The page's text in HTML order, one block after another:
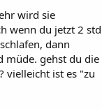
wird sie
wenn du jetzt 2 std
dann
müde. gehst du die
vielleicht ist es "zu